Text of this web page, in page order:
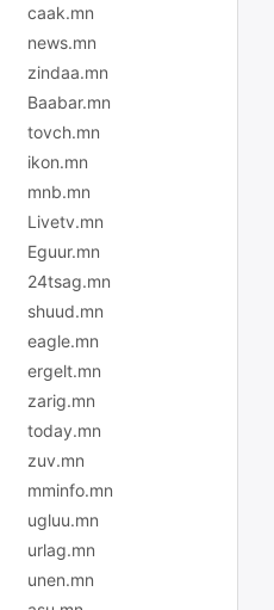
caak.mn
news.mn
zindaa.mn
Baabar.mn
tovch.mn
ikon.mn
mnb.mn
Livetv.mn
Eguur.mn
24tsag.mn
shuud.mn
eagle.mn
ergelt.mn
zarig.mn
today.mn
zuv.mn
mminfo.mn
ugluu.mn
urlag.mn
unen.mn